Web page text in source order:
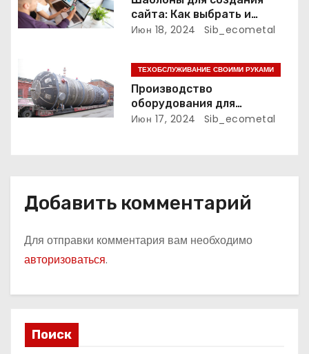
п
я
сайта: Как выбрать и
использовать
Июн 18, 2024 Sib_ecometal
ТЕХОБСЛУЖИВАНИЕ СВОИМИ РУКАМИ
Производство
оборудования для
нефтегазового комплекса,
Июн 17, 2024 Sib_ecometal
Добавить комментарий
Для отправки комментария вам необходимо
авторизоваться.
Поиск